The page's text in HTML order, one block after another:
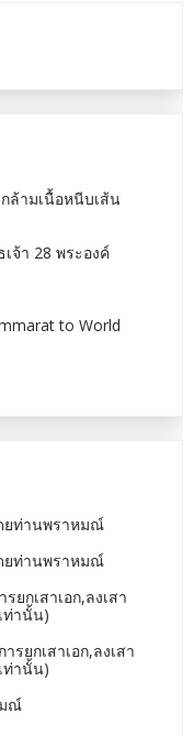
ล้ามเนื้อหนีบเส้น
จ้า 28 พระองค์
to World
ยท่านพราหมณ์
ยท่านพราหมณ์
ยกเสาเอก,ลงเสา
ท่านั้น)
รยกเสาเอก,ลงเสา
ท่านั้น)
ณ์